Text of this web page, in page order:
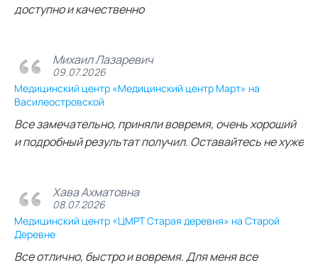
доступно и качественно
Михаил Лазаревич
09.07.2026
Медицинский центр «Медицинский центр Март» на
Василеостровской
Все замечательно, приняли вовремя, очень хороший
и подробный результат получил. Оставайтесь не хуже
Хава Ахматовна
08.07.2026
Медицинский центр «ЦМРТ Старая деревня» на Старой
Деревне
Все отлично, быстро и вовремя. Для меня все